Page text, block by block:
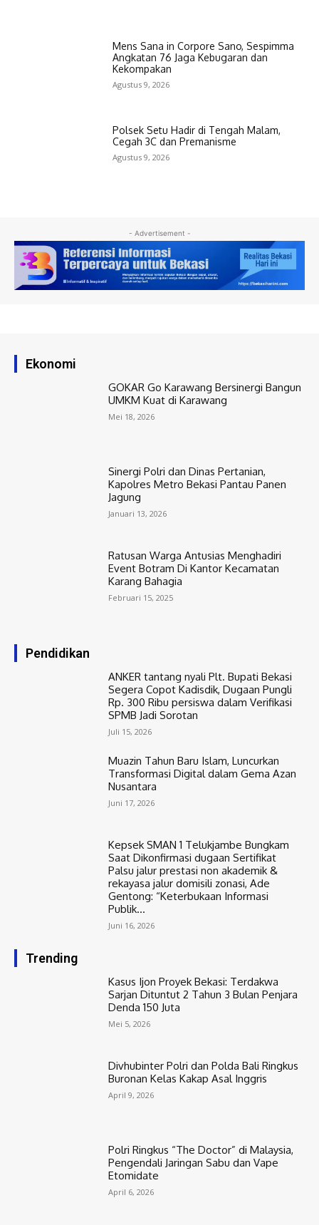
Mens Sana in Corpore Sano, Sespimma
Angkatan 76 Jaga Kebugaran dan
Kekompakan
Agustus 9, 2026
Polsek Setu Hadir di Tengah Malam,
Cegah 3C dan Premanisme
Agustus 9, 2026
- Advertisement -
Ekonomi
GOKAR Go Karawang Bersinergi Bangun
UMKM Kuat di Karawang
Mei 18, 2026
Sinergi Polri dan Dinas Pertanian,
Kapolres Metro Bekasi Pantau Panen
Jagung
Januari 13, 2026
Ratusan Warga Antusias Menghadiri
Event Botram Di Kantor Kecamatan
Karang Bahagia
Februari 15, 2025
Pendidikan
ANKER tantang nyali Plt. Bupati Bekasi
Segera Copot Kadisdik, Dugaan Pungli
Rp. 300 Ribu persiswa dalam Verifikasi
SPMB Jadi Sorotan
Juli 15, 2026
Muazin Tahun Baru Islam, Luncurkan
Transformasi Digital dalam Gema Azan
Nusantara
Juni 17, 2026
Kepsek SMAN 1 Telukjambe Bungkam
Saat Dikonfirmasi dugaan Sertifikat
Palsu jalur prestasi non akademik &
rekayasa jalur domisili zonasi, Ade
Gentong: “Keterbukaan Informasi
Publik...
Juni 16, 2026
Trending
Kasus Ijon Proyek Bekasi: Terdakwa
Sarjan Dituntut 2 Tahun 3 Bulan Penjara
Denda 150 Juta
Mei 5, 2026
Divhubinter Polri dan Polda Bali Ringkus
Buronan Kelas Kakap Asal Inggris
April 9, 2026
Polri Ringkus “The Doctor” di Malaysia,
Pengendali Jaringan Sabu dan Vape
Etomidate
April 6, 2026